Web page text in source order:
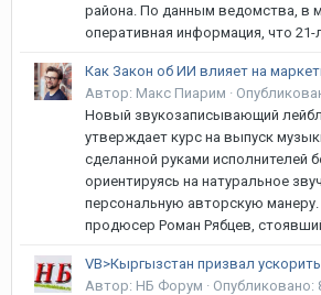
района. По данным ведомства, в
оперативная информация, что 21-
Автор: Макс Пиарим ·
Новый звукозаписывающий
утверждает курс на выпуск
сделанной руками исполнителей
ориентируясь на натуральное
персональную авторскую
продюсер Роман Рябцев,
Автор: НБ Форум · Опубликовано: